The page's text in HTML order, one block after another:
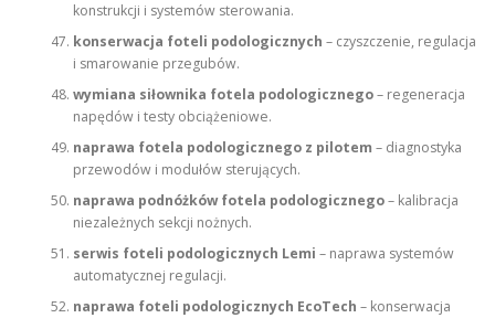
konstrukcji i systemów sterowania.
konserwacja foteli podologicznych – czyszczenie, regulacja
i smarowanie przegubów.
wymiana siłownika fotela podologicznego– regeneracja
napędów i testy obciążeniowe.
naprawa fotela podologicznego z pilotem – diagnostyka
przewodów i modułów sterujących.
naprawa podnóżków fotela podologicznego– kalibracja
niezależnych sekcji nożnych.
serwis foteli podologicznych Lemi – naprawa systemów
automatycznej regulacji.
naprawa foteli podologicznych EcoTech – konserwacja